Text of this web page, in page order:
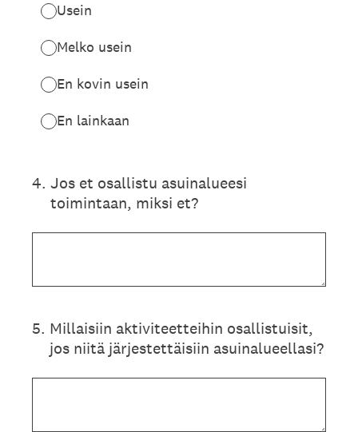
Usein
Melko usein
En kovin usein
En lainkaan
4. Jos et osallistu asuinalueesi
toimintaan, miksi et?
5. Millaisiin aktiviteetteihin osallistuisit,
jos niitä järjestettäisiin asuinalueellasi?